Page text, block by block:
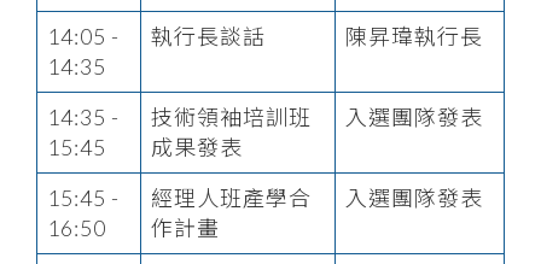
14:05 -
14:35
執行長談話 陳昇瑋執行長
14:35 -
15:45
技術領袖培訓班
成果發表
入選團隊發表
15:45 -
16:50
經理人班產學合
作計畫
入選團隊發表